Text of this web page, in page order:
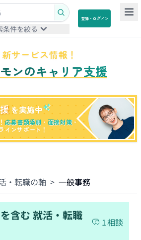
条件を絞る
登録・ログイン
サービス情報！
ンのキャリア支援
を実施中
応募書類添削 ・ 面接対策・
インサポート！
・転職の軸 > 一般事務
を含む 就活・転職
1相談